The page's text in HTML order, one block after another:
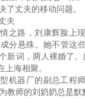
了丈夫的移动问
夫
之路，刘康辉脸上
分悬殊。她不管这
新词，两人裸婚了
海相聚。
机器厂的副总工程
教师的刘奶奶总是